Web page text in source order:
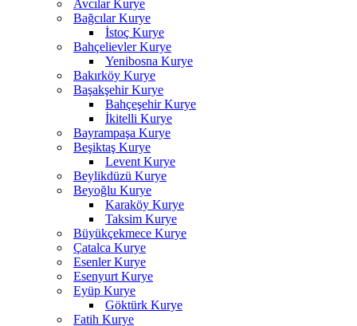
Avcılar Kurye
Bağcılar Kurye
İstoç Kurye
Bahçelievler Kurye
Yenibosna Kurye
Bakırköy Kurye
Başakşehir Kurye
Bahçeşehir Kurye
İkitelli Kurye
Bayrampaşa Kurye
Beşiktaş Kurye
Levent Kurye
Beylikdüzü Kurye
Beyoğlu Kurye
Karaköy Kurye
Taksim Kurye
Büyükçekmece Kurye
Çatalca Kurye
Esenler Kurye
Esenyurt Kurye
Eyüp Kurye
Göktürk Kurye
Fatih Kurye